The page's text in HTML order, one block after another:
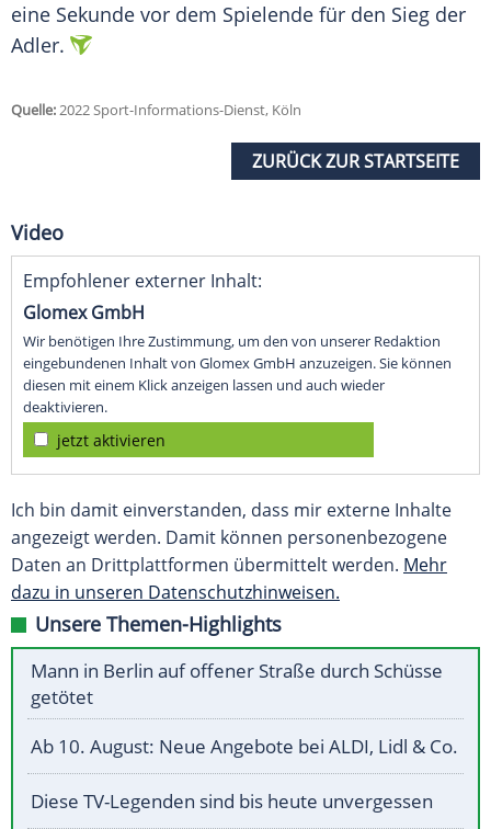
eine Sekunde vor dem Spielende für den Sieg der
Adler.
Quelle:2022 Sport-Informations-Dienst, Köln
ZURÜCK ZUR STARTSEITE
Video
Empfohlener externer Inhalt:
Glomex GmbH
Wir benötigen Ihre Zustimmung, um den von unserer Redaktion
eingebundenen Inhalt von Glomex GmbH anzuzeigen. Sie können
diesen mit einem Klick anzeigen lassen und auch wieder
deaktivieren.
jetzt aktivieren
Ich bin damit einverstanden, dass mir externe Inhalte
angezeigt werden. Damit können personenbezogene
Daten an Drittplattformen übermittelt werden. Mehr
dazu in unseren Datenschutzhinweisen.
Unsere Themen-Highlights
Mann in Berlin auf offener Straße durch Schüsse
getötet
Ab 10. August: Neue Angebote bei ALDI, Lidl & Co.
Diese TV-Legenden sind bis heute unvergessen